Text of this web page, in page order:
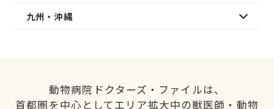
九州・沖縄
動物病院ドクターズ・ファイルは、
首都圏を中心としてエリア拡大中の獣医師・動物